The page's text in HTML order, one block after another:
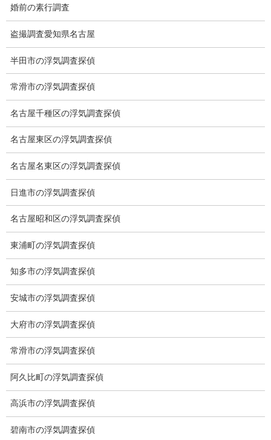
しかし、この状況を一変させる新材料が開発された。
建設予定費も約10兆円で、リニア中央新幹線の総工事費とあまり
いったい、50年後、100年後の未来はどんな世界でしょうか？
宇宙都市が建設され、宇宙旅行が出来る時代になっていると思い
ます。
100年後の未来を見ることは不可能ですが、この目で見てみたいで
すね。
カテゴリー ブログ
白いパンダ
婚前の素行調査
盗撮調査愛知県名古屋
半田市の浮気調査探偵
常滑市の浮気調査探偵
名古屋千種区の浮気調査探偵
名古屋東区の浮気調査探偵
名古屋名東区の浮気調査探偵
日進市の浮気調査探偵
名古屋昭和区の浮気調査探偵
東浦町の浮気調査探偵
知多市の浮気調査探偵
安城市の浮気調査探偵
大府市の浮気調査探偵
常滑市の浮気調査探偵
阿久比町の浮気調査探偵
高浜市の浮気調査探偵
碧南市の浮気調査探偵